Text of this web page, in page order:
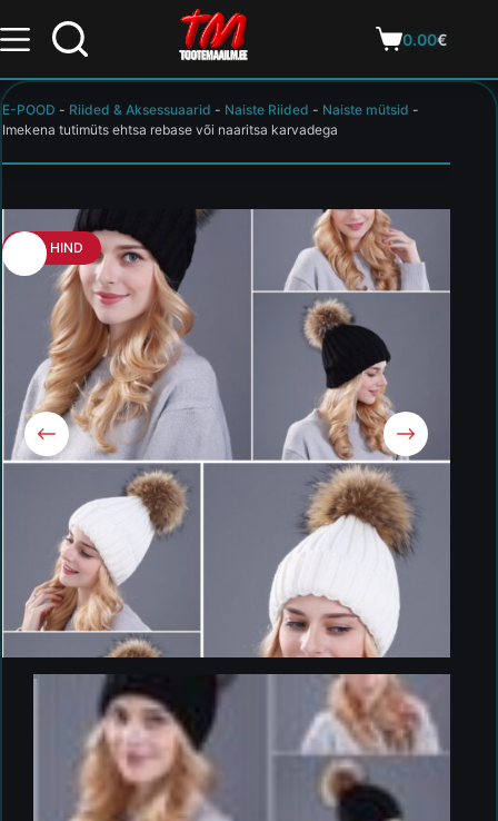
0.00€
E-POOD - Riided & Aksessuaarid - Naiste Riided - Naiste mütsid -
Imekena tutimüts ehtsa rebase või naaritsa karvadega
HEA HIND